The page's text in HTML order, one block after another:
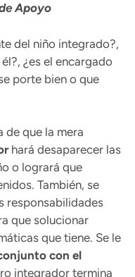
Apoyo
del niño integrado?,
¿es el encargado
porte bien o que
de que la mera
hará desaparecer las
o logrará que
También, se
responsabilidades
que solucionar
que tiene. Se le
con el
integrador termina